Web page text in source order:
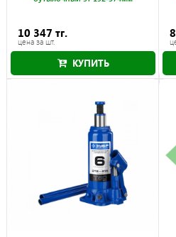
10 347 тг.
цена за шт.
КУПИТЬ